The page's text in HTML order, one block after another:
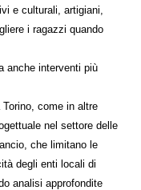
e culturali, artigiani,
i ragazzi quando
anche interventi più
come in altre
nel settore delle
che limitano le
degli enti locali di
analisi approfondite